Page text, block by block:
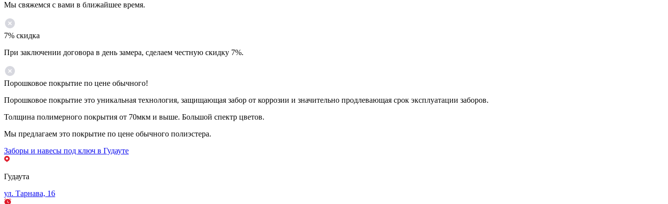
Мы свяжемся с вами в ближайшее время.
7% скидка
При заключении договора в день замера, сделаем честную скидку 7%.
Порошковое покрытие по цене обычного!
Порошковое покрытие это уникальная технология, защищающая забор от коррозии и значительно продлевающая срок эксплуатации заборов.
Толщина полимерного покрытия от 70мкм и выше. Большой спектр цветов.
Мы предлагаем это покрытие по цене обычного полиэстера.
Заборы и навесы под ключ в Гудауте
Гудаута
ул. Тарнава, 16